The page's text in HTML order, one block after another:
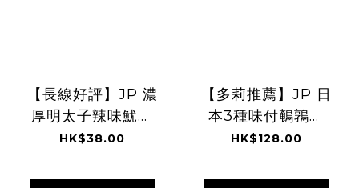
【長線好評】JP 濃
厚明太子辣味魷魚
絲 40g 3399
HK$38.00
【多莉推薦】JP 日
本3種味付鵪鶉蛋
33粒 9693
HK$128.00